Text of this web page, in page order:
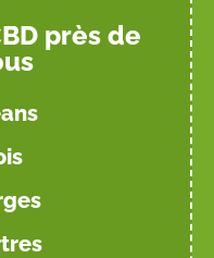
près de